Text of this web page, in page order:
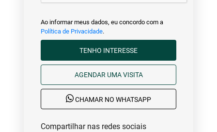
Ao informar meus dados, eu concordo com a
Política de Privacidade.
TENHO INTERESSE
AGENDAR UMA VISITA
CHAMAR NO WHATSAPP
Compartilhar nas redes sociais